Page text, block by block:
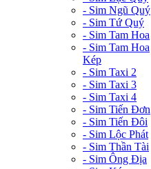
- Sim Ngũ Quý
- Sim Tứ Quý
- Sim Tam Hoa
- Sim Tam Hoa
Kép
- Sim Taxi 2
- Sim Taxi 3
- Sim Taxi 4
- Sim Tiến Đơn
- Sim Tiến Đôi
- Sim Lộc Phát
- Sim Thần Tài
- Sim Ông Địa